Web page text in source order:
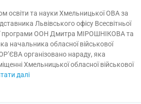
освіти та науки Хмельницької ОВА за
Львівського офісу Всесвітньої
програми ООН Дмитра МІРОШНІКОВА та
начальника обласної військової
організовано нараду, яка
Хмельницької обласної військової
далі